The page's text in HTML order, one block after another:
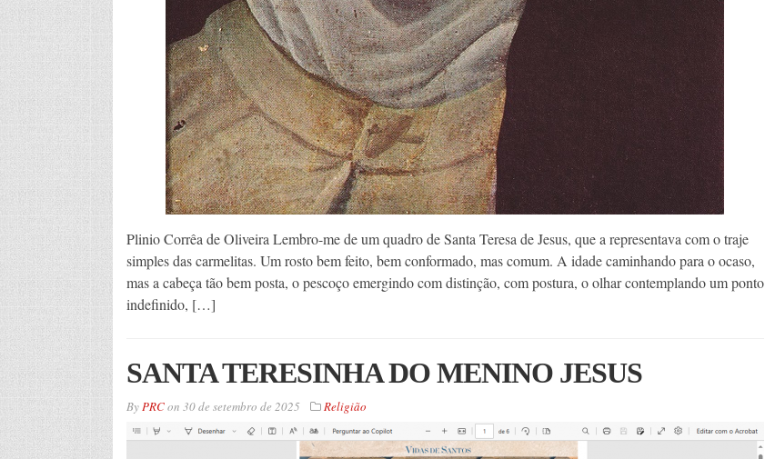
Plinio Corrêa de Oliveira Lembro-me de um quadro de Santa Teresa de Jesus, que a representava com o traje
simples das carmelitas. Um rosto bem feito, bem conformado, mas comum. A idade caminhando para o ocaso,
mas a cabeça tão bem posta, o pescoço emergindo com distinção, com postura, o olhar contemplando um ponto
indefinido, […]
SANTA TERESINHA DO MENINO JESUS
ByPRCon 30 de setembro de 2025 Religião